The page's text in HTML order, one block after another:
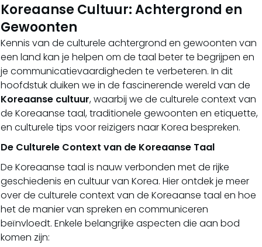
Koreaanse Cultuur: Achtergrond en
Gewoonten
Kennis van de culturele achtergrond en gewoonten van
een land kan je helpen om de taal beter te begrijpen en
je communicatievaardigheden te verbeteren. In dit
hoofdstuk duiken we in de fascinerende wereld van de
Koreaanse cultuur, waarbij we de culturele context van
de Koreaanse taal, traditionele gewoonten en etiquette,
en culturele tips voor reizigers naar Korea bespreken.
De Culturele Context van de Koreaanse Taal
De Koreaanse taal is nauw verbonden met de rijke
geschiedenis en cultuur van Korea. Hier ontdek je meer
over de culturele context van de Koreaanse taal en hoe
het de manier van spreken en communiceren
beïnvloedt. Enkele belangrijke aspecten die aan bod
komen zijn: